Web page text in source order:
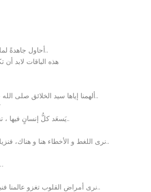
أحاول جاهدةً لملمة آمالي لأصنع باقاتٍ نورانية، إصلاحية و إيمانية..
هذه الباقات لابد
ألهمنا إياها سيد الخلائق صلى الله عليه و سلم بطيب سيرته الذي يفوح عبر الأزمان..
يَسعَد كلُّ إنسانٍ فيها ، تجذِب كلَّ تعيسٍ إليها ليَدخلَ عالم السعادة و الهناء..
نرى اللغط و الأخطاء هنا و هناك، فنزيلها بفكرنا الوقّاد، و قلبنا المحِبِّ للصلاح و الإصلاح..
نهِب الحياةَ
نرى أمراض القلوب تغزو عالمنا فنبحث في باقة إسلامنا عن ما يزيل عنه هذا الهلاك..